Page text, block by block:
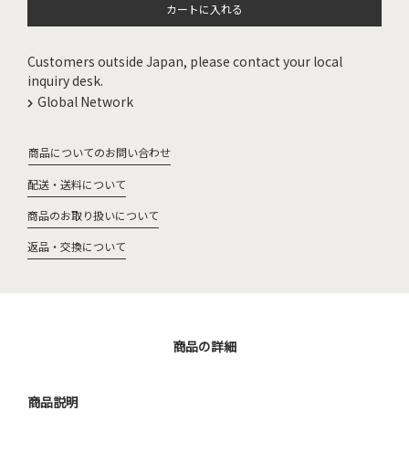
カートに入れる
Customers outside Japan, please contact your local
inquiry desk.
Global Network
商品についてのお問い合わせ
配送・送料について
商品のお取り扱いについて
返品・交換について
商品の詳細
商品説明